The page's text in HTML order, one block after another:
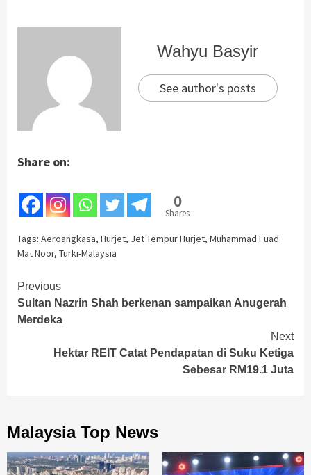
Wahyu Basyir
See author's posts
Share on:
0
Shares
Tags: Aeroangkasa, Hurjet, Jet Tempur Hurjet, Muhammad Fuad
Mat Noor, Turki-Malaysia
Continue
Reading
Previous
Sultan Nazrin Shah berkenan sampaikan Anugerah
Merdeka
Next
Hektar REIT Catat Pendapatan di Suku Ketiga
Sebesar RM19.1 Juta
Malaysia Top News